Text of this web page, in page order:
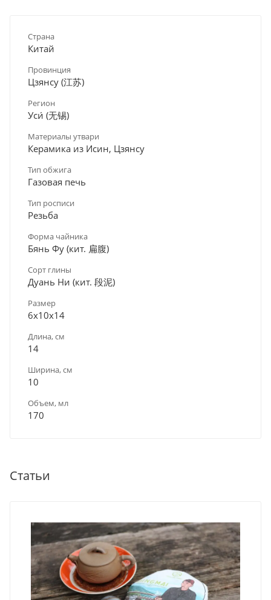
Страна
Китай
Провинция
Цзянсу (江苏)
Регион
Уси́ (无锡)
Материалы утвари
Керамика из Исин, Цзянсу
Тип обжига
Газовая печь
Тип росписи
Резьба
Форма чайника
Бянь Фу (кит. 扁腹)
Сорт глины
Дуань Ни (кит. 段泥)
Размер
6х10х14
Длина, см
14
Ширина, см
10
Объем, мл
170
Статьи